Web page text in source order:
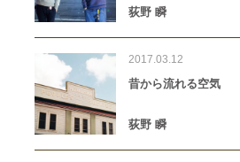
荻野 瞬
2017.03.12
昔から流れる空気
荻野 瞬